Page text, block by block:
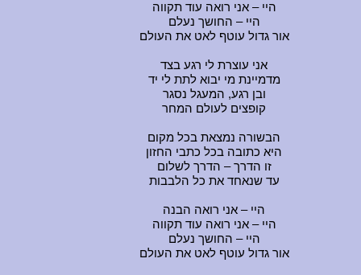
היי – אני רואה עוד תקווה
היי – החושך נעלם
אור גדול עוטף לאט את העולם
אני עוצרת לי רגע בצד
מדמיינת מי יבוא לתת לי יד
ובן רגע, המעגל נסגר
קופצים לעולם המחר
הבשורה נמצאת בכל מקום
היא כתובה בכל כתבי החזון
זו הדרך – הדרך לשלום
עד שנאחד את כל הלבבות
היי – אני רואה הבנה
היי – אני רואה עוד תקווה
היי – החושך נעלם
אור גדול עוטף לאט את העולם